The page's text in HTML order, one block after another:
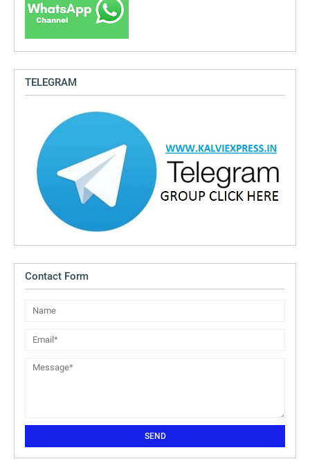
TELEGRAM
Contact Form